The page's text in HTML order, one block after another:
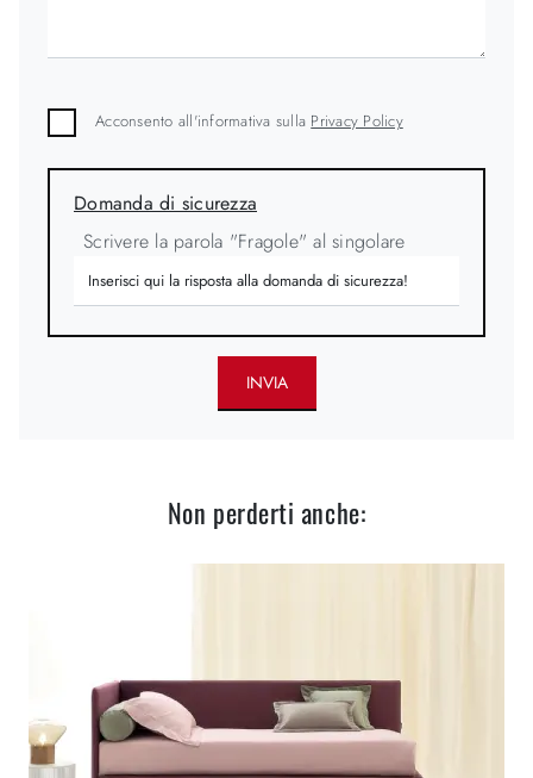
Acconsento all'informativa sulla Privacy Policy
Domanda di sicurezza
Scrivere la parola "Fragole" al singolare
INVIA
Non perderti anche: